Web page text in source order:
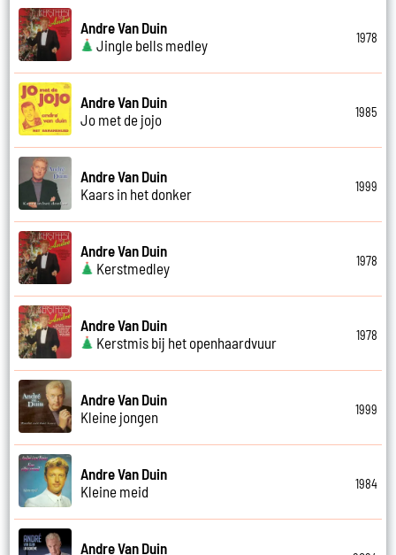
Andre Van Duin
Jingle bells medley
1978
Andre Van Duin
Jo met de jojo
1985
Andre Van Duin
Kaars in het donker
1999
Andre Van Duin
Kerstmedley
1978
Andre Van Duin
Kerstmis bij het openhaardvuur
1978
Andre Van Duin
Kleine jongen
1999
Andre Van Duin
Kleine meid
1984
Andre Van Duin